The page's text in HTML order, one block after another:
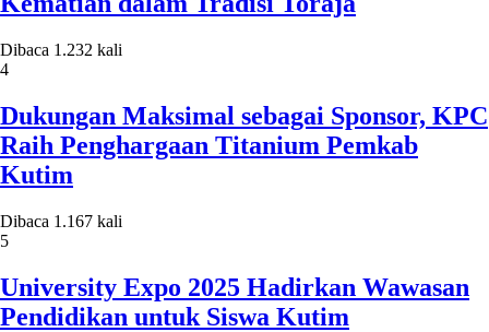
Dibaca 1.232 kali
4
Dukungan Maksimal sebagai Sponsor, KPC
Raih Penghargaan Titanium Pemkab
Kutim
Dibaca 1.167 kali
5
University Expo 2025 Hadirkan Wawasan
Pendidikan untuk Siswa Kutim